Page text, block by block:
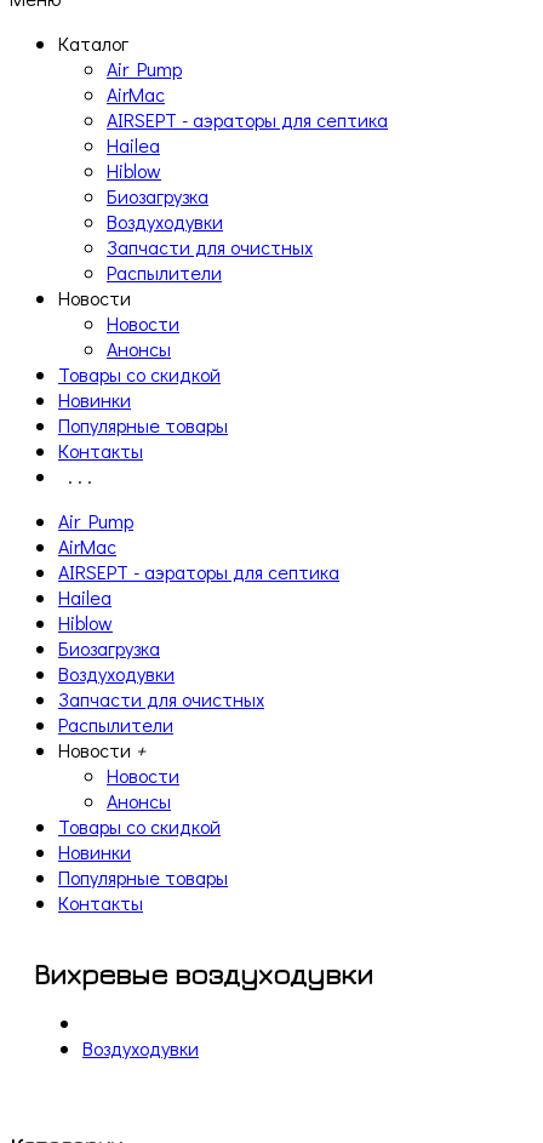
Каталог
Air Pump
AirMac
AIRSEPT - аэраторы для септика
Hailea
Hiblow
Биозагрузка
Воздуходувки
Запчасти для очистных
Распылители
Новости
Новости
Анонсы
Товары со скидкой
Новинки
Популярные товары
Контакты
. . .
Air Pump
AirMac
AIRSEPT - аэраторы для септика
Hailea
Hiblow
Биозагрузка
Воздуходувки
Запчасти для очистных
Распылители
Новости +
Новости
Анонсы
Товары со скидкой
Новинки
Популярные товары
Контакты
Вихревые воздуходувки
Воздуходувки